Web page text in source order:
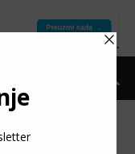
Izdvojeno